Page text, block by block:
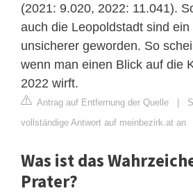
(2021: 9.020, 2022: 11.041).
auch die Leopoldstadt sind
unsicherer geworden. So
wenn man einen Blick auf die
2022 wirft.
Antrag auf Entfernung der Quelle |
vollständige Antwort auf meinbezirk.at an
Was ist das
Prater?